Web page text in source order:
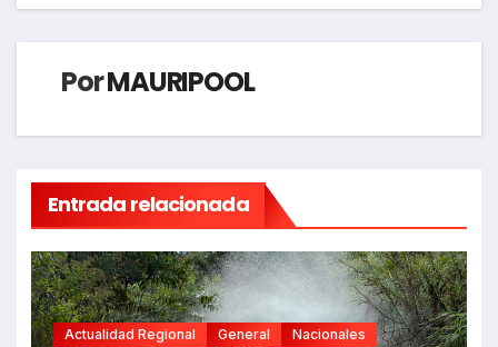
PorMAURIPOOL
Entrada relacionada
Actualidad Regional General Nacionales